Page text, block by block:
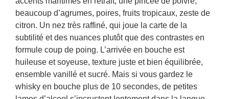
beaucoup d’agrumes, poires, fruits tropicaux, zeste de
citron. Un nez très raffiné, qui joue la carte de la
subtilité et des nuances plutôt que des contrastes en
formule coup de poing. L’arrivée en bouche est
huileuse et soyeuse, texture juste et bien équilibrée,
ensemble vanillé et sucré. Mais si vous gardez le
whisky en bouche plus de 10 secondes, de petites